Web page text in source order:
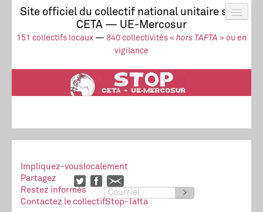
Site officiel du collectif national unitaire stop
CETA — UE-Mercosur
151 collectifs locaux — 840 collectivités « hors TAFTA » ou en
vigilance
Actus
UE-Mercosur
Stop à l’impunité !
TAFTA
CETA
Collectif
Impliquez-vouslocalement
Partagez
Restez informés
>
Contactez le collectifStop-Tafta